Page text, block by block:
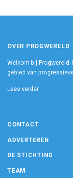
OVER PROGWERELD
Welkom bij
gebied van
Lees verder
CONTACT
ADVERTEREN
DE STICHTING
TEAM